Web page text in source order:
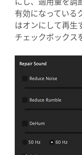
有効になっている
はオンにして再生
チェックボックス